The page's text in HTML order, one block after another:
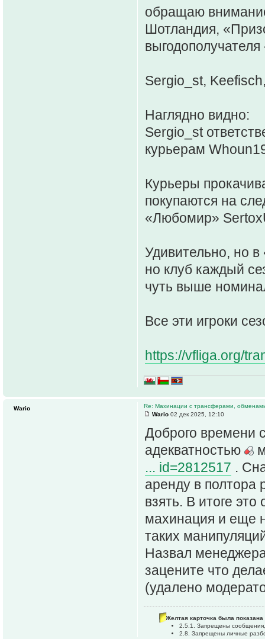
обращаю
Шотландия,
Sergio_st,
Наглядно видно:
Sergio_st
курьерам
Курьеры
покупаются на
«Любомир»
Удивительно, но
но клуб каждый
чуть выше
Все эти игроки
https://vfliga.org/
Re: Махинации с трансферами,
Wario 02 дек 2025, 12:10
Доброго времени
адекватностью
... id=2812517 .
аренду в полтора
взять. В итоге
махинация и еще
таких
Назвал
зацените что
(удалено
Желтая карточка была показана
2.5.1. Запрещены
2.8. Запрещены личные
Wario